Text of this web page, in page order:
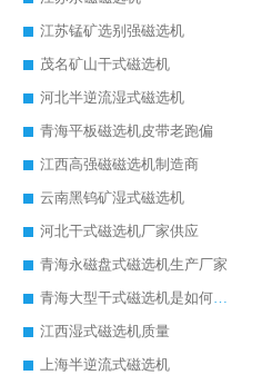
江苏锰矿选别强磁选机
茂名矿山干式磁选机
河北半逆流湿式磁选机
青海平板磁选机皮带老跑偏
江西高强磁磁选机制造商
云南黑钨矿湿式磁选机
河北干式磁选机厂家供应
青海永磁盘式磁选机生产厂家
青海大型干式磁选机是如何选矿的
江西湿式磁选机质量
上海半逆流式磁选机